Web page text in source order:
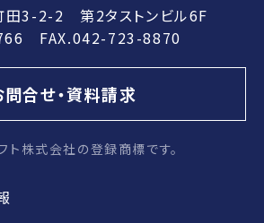
田3-2-2 第2タストンビル6F
FAX.042-723-8870
問合せ・資料請求
ト株式会社の登録商標です。